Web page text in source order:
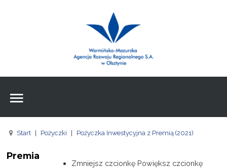
Agencja
FE
Pożyczki
Znajdźna stronie
Wpisz czego szukasz
Start Pożyczki Pożyczka Inwestycyjna z Premią (2021)
Premia
Zmniejsz czcionkę Powiększ czcionkę